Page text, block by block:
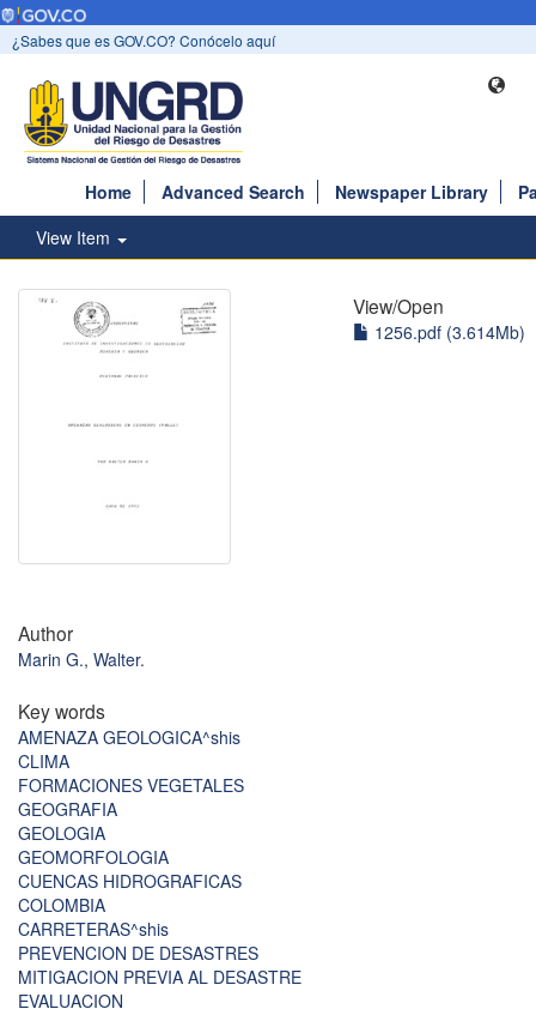
¿Sabes que es GOV.CO? Conócelo aquí
Home Advanced Search Newspaper Library
View Item
View/Open
1256.pdf (3.614Mb)
Author
Marin G., Walter.
Key words
AMENAZA GEOLOGICA^shis
CLIMA
FORMACIONES VEGETALES
GEOGRAFIA
GEOLOGIA
GEOMORFOLOGIA
CUENCAS HIDROGRAFICAS
COLOMBIA
CARRETERAS^shis
PREVENCION DE DESASTRES
MITIGACION PREVIA AL DESASTRE
EVALUACION